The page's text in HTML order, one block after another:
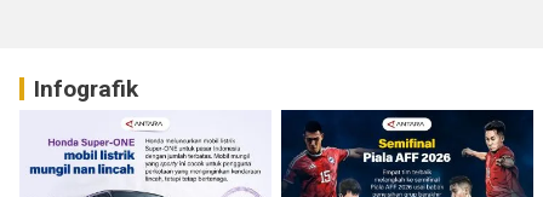
Infografik